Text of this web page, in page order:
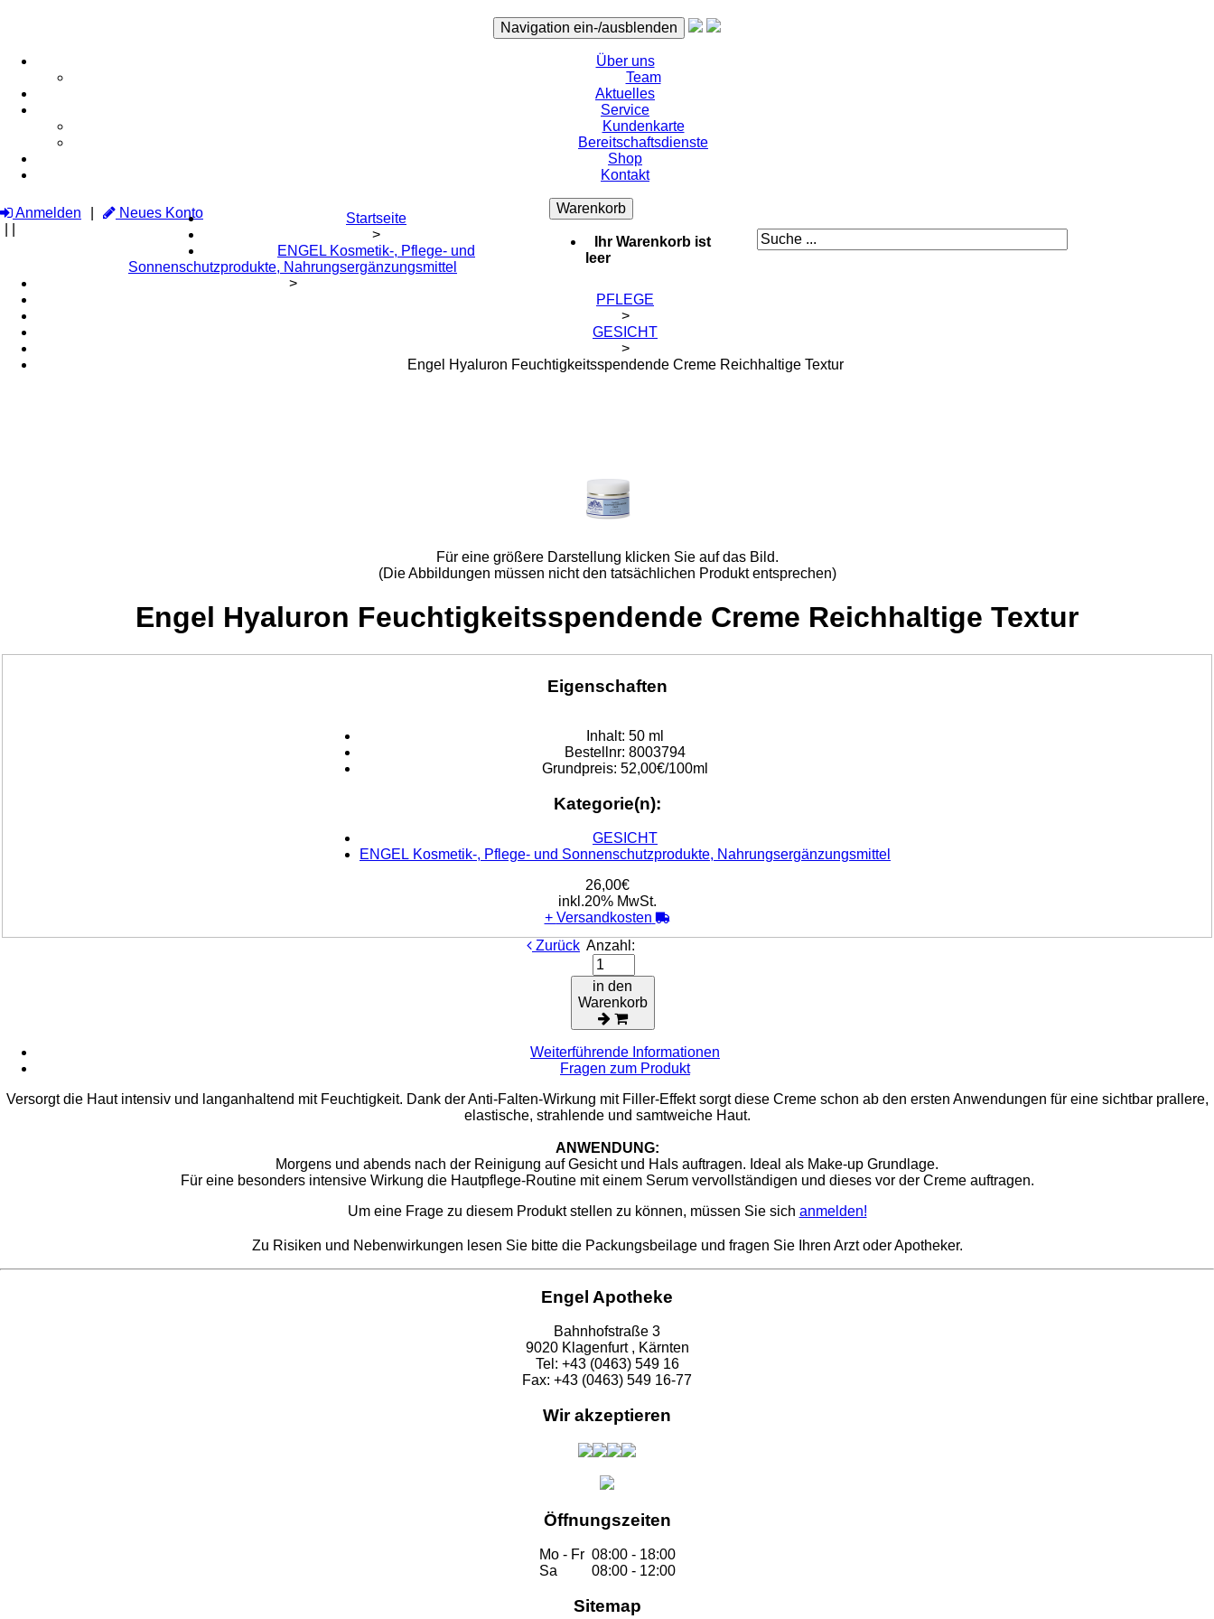
Navigation ein-/ausblenden
Über uns
Team
Aktuelles
Service
Kundenkarte
Bereitschaftsdienste
Shop
Kontakt
Anmelden
Neues Konto
Warenkorb
Ihr Warenkorb ist
leer
Startseite
>
ENGEL Kosmetik-, Pflege- und
Sonnenschutzprodukte, Nahrungsergänzungsmittel
>
PFLEGE
>
GESICHT
>
Engel Hyaluron Feuchtigkeitsspendende Creme Reichhaltige Textur
Für eine größere Darstellung klicken Sie auf das Bild.
(Die Abbildungen müssen nicht den tatsächlichen Produkt entsprechen)
Engel Hyaluron Feuchtigkeitsspendende Creme Reichhaltige Textur
Eigenschaften
Inhalt: 50 ml
Bestellnr: 8003794
Grundpreis: 52,00€/100ml
Kategorie(n):
GESICHT
ENGEL Kosmetik-, Pflege- und Sonnenschutzprodukte, Nahrungsergänzungsmittel
26,00€
inkl.20% MwSt.
+ Versandkosten
Zurück Anzahl:
in den
Warenkorb
Weiterführende Informationen
Fragen zum Produkt
Versorgt die Haut intensiv und langanhaltend mit Feuchtigkeit. Dank der Anti-Falten-Wirkung mit Filler-Effekt sorgt diese Creme schon ab den ersten Anwendungen für eine sichtbar prallere,
elastische, strahlende und samtweiche Haut.
ANWENDUNG:
Morgens und abends nach der Reinigung auf Gesicht und Hals auftragen. Ideal als Make-up Grundlage.
Für eine besonders intensive Wirkung die Hautpflege-Routine mit einem Serum vervollständigen und dieses vor der Creme auftragen.
Um eine Frage zu diesem Produkt stellen zu können, müssen Sie sich anmelden!
Zu Risiken und Nebenwirkungen lesen Sie bitte die Packungsbeilage und fragen Sie Ihren Arzt oder Apotheker.
Engel Apotheke
Bahnhofstraße 3
9020 Klagenfurt , Kärnten
Tel: +43 (0463) 549 16
Fax: +43 (0463) 549 16-77
Wir akzeptieren
Öffnungszeiten
Mo - Fr 08:00 - 18:00
Sa
08:00 - 12:00
Sitemap